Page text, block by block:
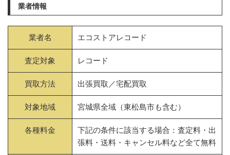
業者情報
業者名 エコストアレコード
査定対象 レコード
買取方法 出張買取／宅配買取
対象地域 宮城県全域（東松島市も含む）
各種料金
下記の条件に該当する場合：査定料・出
張料・送料・キャンセル料など全て無料